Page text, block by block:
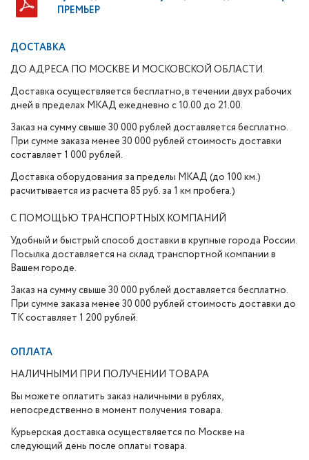
ПРЕМЬЕР
ДОСТАВКА
ДО АДРЕСА ПО МОСКВЕ И МОСКОВСКОЙ ОБЛАСТИ.
Доставка осуществляется бесплатно, в течении двух рабочих
дней в пределах МКАД ежедневно с 10.00 до 21.00.
Заказ на сумму свыше 30 000 рублей доставляется бесплатно.
При сумме заказа менее 30 000 рублей стоимость доставки
составляет 1 000 рублей.
Доставка оборудования за пределы МКАД (до 100 км.)
расчитывается из расчета 85 руб. за 1 км пробега.)
С ПОМОЩЬЮ ТРАНСПОРТНЫХ КОМПАНИЙ
Удобный и быстрый способ доставки в крупные города России.
Посылка доставляется на склад транспортной компании в
Вашем городе.
Заказ на сумму свыше 30 000 рублей доставляется бесплатно.
При сумме заказа менее 30 000 рублей стоимость доставки до
ТК составляет 1 200 рублей.
ОПЛАТА
НАЛИЧНЫМИ ПРИ ПОЛУЧЕНИИ ТОВАРА
Вы можете оплатить заказ наличными в рублях,
непосредственно в момент получения товара.
Курьерская доставка осуществляется по Москве на
следующий день после оплаты товара.